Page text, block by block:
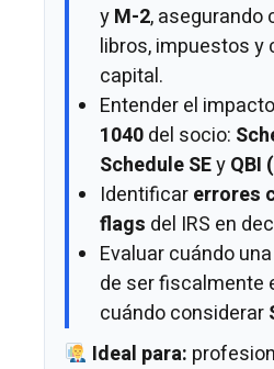
yM-2, asegurando
libros, impuestos y
capital.
Entender el
1040del socio:
Schedule SEyQBI
Identificarerrores
flags del IRS en
Evaluar cuándo una
de ser fiscalmente
cuándo considerar
Ideal para: